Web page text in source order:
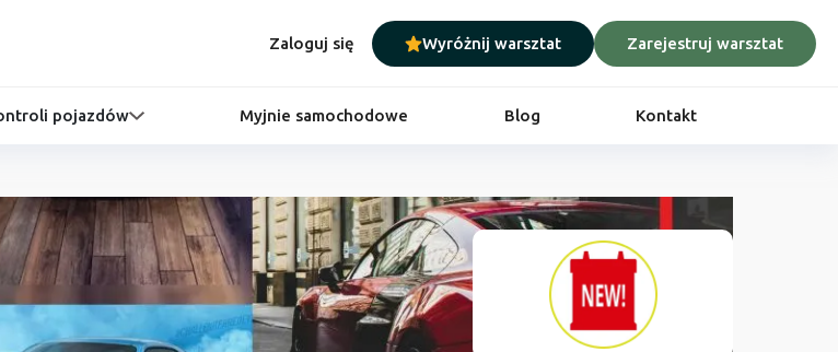
Zaloguj się Wyróżnij warsztat Zarejestruj warsztat
pojazdów Myjnie samochodowe Blog Kontakt